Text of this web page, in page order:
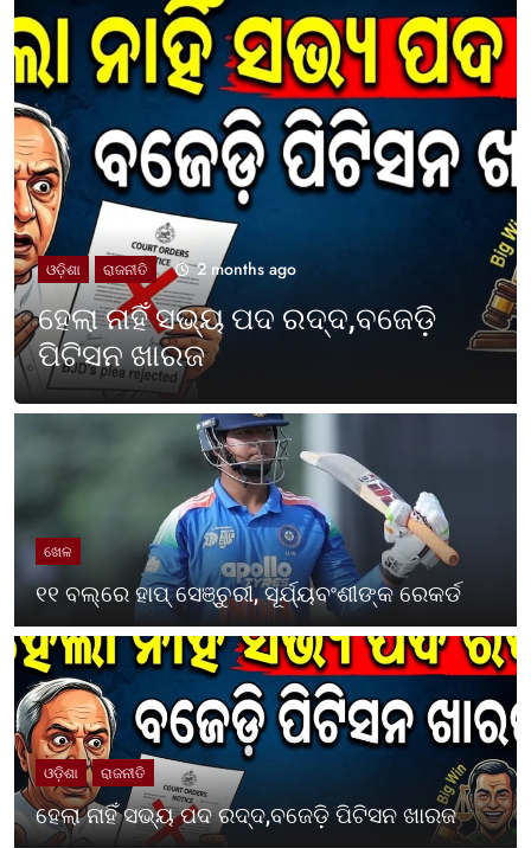
UNCATEGORIZED 2 months ago
ଓଡ଼ିଶା ପାଳିଲା ପଶ୍ଚିମବଙ୍ଗ
ପ୍ରତିଷ୍ଠା ଦିବସ
ଖେଳ
୧୧ ବଲ୍‌ରେ ହାପ୍ ସେଞ୍ଚୁରୀ, ସୂର୍ଯ୍ୟବଂଶୀଙ୍କ ରେକର୍ଡ
ଓଡ଼ିଶା ରାଜନୀତି
ହେଲା ନାହିଁ ସଭ୍ୟ ପଦ ରଦ୍ଦ,ବଜେଡ଼ି ପିଟିସନ ଖାରଜ